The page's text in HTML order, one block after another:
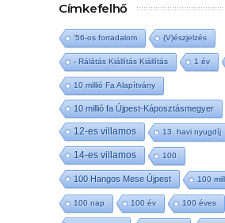
Címkefelhő
'56-os forradalom (V)észjelzés
- Rálátás Kiállítás Kiállítás 1 év
10 millió Fa Alapítvány
10 millió fa Újpest-Káposztásmegyer
12-es villamos 13. havi nyugdíj
14-es villamos 100
100 Hangos Mese Újpest 100
100 nap 100 év 100 éves